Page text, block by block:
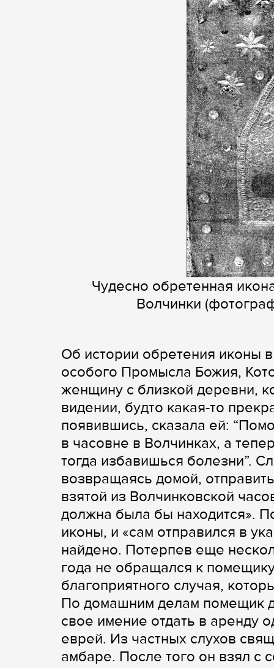
Чудесно обретенная
Волчинки
Об истории обретения иконы
особого Промысла Божия,
женщину с близкой деревни,
видении, будто какая-то
появившись, сказала ей:
в часовне в Волчинках, а
тогда избавишься болезни”.
возвращаясь домой,
взятой из Волчинковской
должна была бы находится».
иконы, и «сам отправился в
найдено. Потерпев еще
года не обращался к
благоприятного случая,
По домашним делам помещик
свое имение отдать в аренду
еврей. Из частных слухов
амбаре. После того он взял с